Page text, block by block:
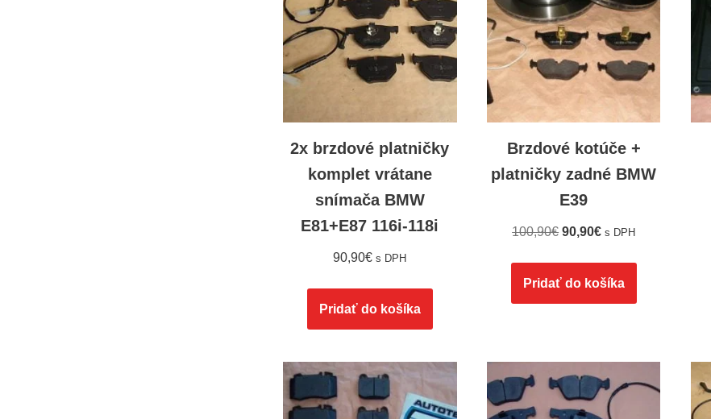
2x brzdové platničky
komplet vrátane
snímača BMW
E81+E87 116i-118i
90,90€ s DPH
Pridať do košíka
Brzdové kotúče +
platničky zadné BMW
E39
100,90€ 90,90€ s DPH
Pridať do košíka